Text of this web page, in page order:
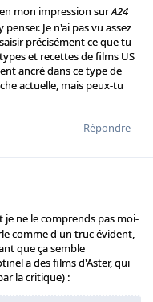
mon impression surA24
Je n'ai pas vu assez
précisément ce que tu
et recettes de films US
ancré dans ce type de
actuelle, mais peux-tu
Répondre
ne le comprends pas moi-
comme d'un truc évident,
que ça semble
a des films d'Aster, qui
la critique) :